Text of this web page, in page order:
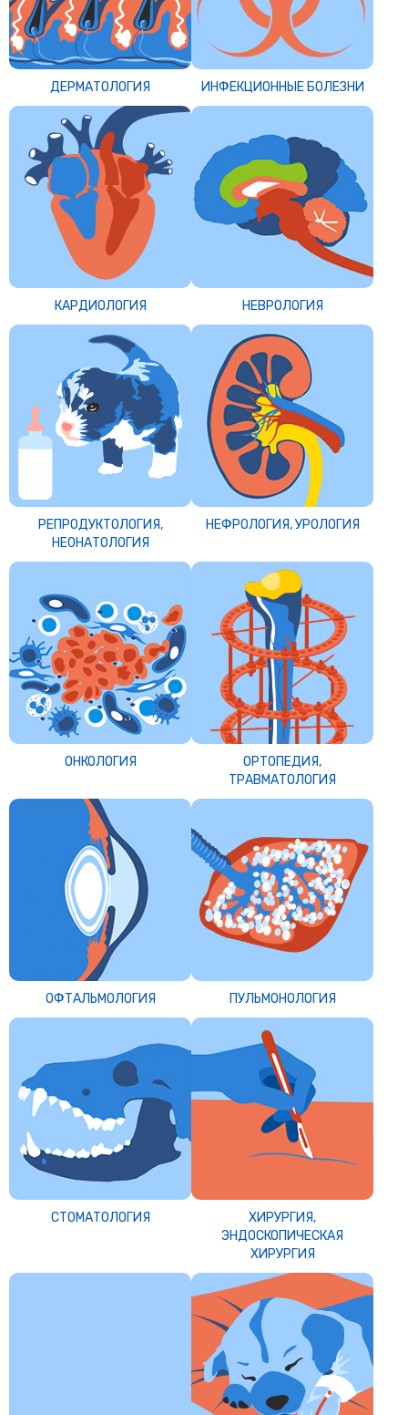
ДЕРМАТОЛОГИЯ ИНФЕКЦИОННЫЕ БОЛЕЗНИ
КАРДИОЛОГИЯ НЕВРОЛОГИЯ
РЕПРОДУКТОЛОГИЯ,
НЕОНАТОЛОГИЯ
НЕФРОЛОГИЯ, УРОЛОГИЯ
ОНКОЛОГИЯ
ОРТОПЕДИЯ,
ТРАВМАТОЛОГИЯ
ОФТАЛЬМОЛОГИЯ ПУЛЬМОНОЛОГИЯ
СТОМАТОЛОГИЯ
ХИРУРГИЯ,
ЭНДОСКОПИЧЕСКАЯ
ХИРУРГИЯ